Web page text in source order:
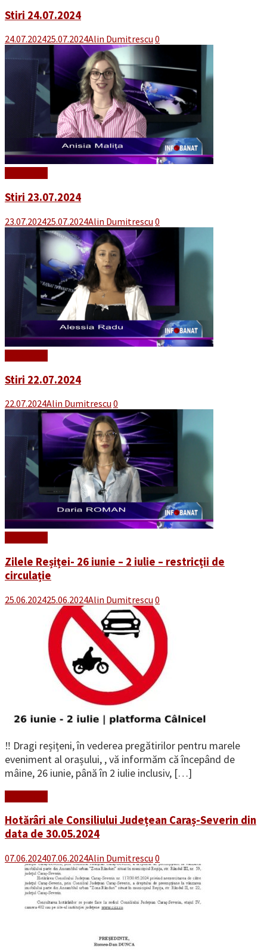
Stiri 24.07.2024
24.07.202425.07.2024Alin Dumitrescu 0
Stiri 23.07.2024
23.07.202425.07.2024Alin Dumitrescu 0
Stiri 22.07.2024
22.07.2024Alin Dumitrescu 0
Zilele Reșiței- 26 iunie – 2 iulie – restricții de
circulație
25.06.202425.06.2024Alin Dumitrescu 0
‼️ Dragi reșițeni, în vederea pregătirilor pentru marele
eveniment al orașului, , vă informăm că începând de
mâine, 26 iunie, până în 2 iulie inclusiv, […]
Hotărâri ale Consiliului Județean Caraș-Severin din
data de 30.05.2024
07.06.202407.06.2024Alin Dumitrescu 0